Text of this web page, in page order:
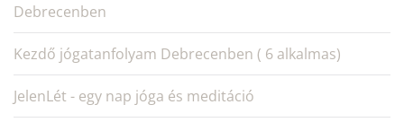
Debrecenben
Kezdő jógatanfolyam Debrecenben ( 6 alkalmas)
JelenLét - egy nap jóga és meditáció